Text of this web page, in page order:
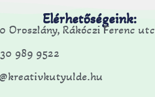
Elérhetőségeink:
Oroszlány, Rákóczi Ferenc
989 9522